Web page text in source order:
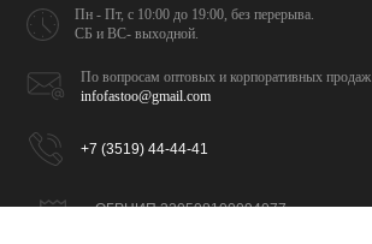
Пн - Пт, с 10:00 до 19:00,без перерыва.
СБ и ВС- выходной.
По вопросам оптовых икорпоративных продаж
infofastoo@gmail.com
+7 (3519) 44-44-41
ОГРНИП 320508100094077